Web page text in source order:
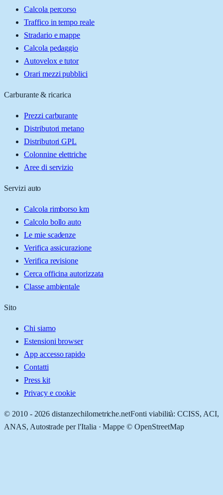
Calcola percorso
Traffico in tempo reale
Stradario e mappe
Calcola pedaggio
Autovelox e tutor
Orari mezzi pubblici
Carburante & ricarica
Prezzi carburante
Distributori metano
Distributori GPL
Colonnine elettriche
Aree di servizio
Servizi auto
Calcola rimborso km
Calcolo bollo auto
Le mie scadenze
Verifica assicurazione
Verifica revisione
Cerca officina autorizzata
Classe ambientale
Sito
Chi siamo
Estensioni browser
App accesso rapido
Contatti
Press kit
Privacy e cookie
© 2010 - 2026 distanzechilometriche.netFonti viabilità: CCISS, ACI,
ANAS, Autostrade per l'Italia · Mappe © OpenStreetMap